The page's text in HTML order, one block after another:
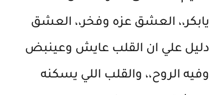
يابكر،، العشق عزه وفخر،، العشق
دليل علي ان القلب عايش وعينبض
وفيه الروح،، والقلب اللي يسكنه